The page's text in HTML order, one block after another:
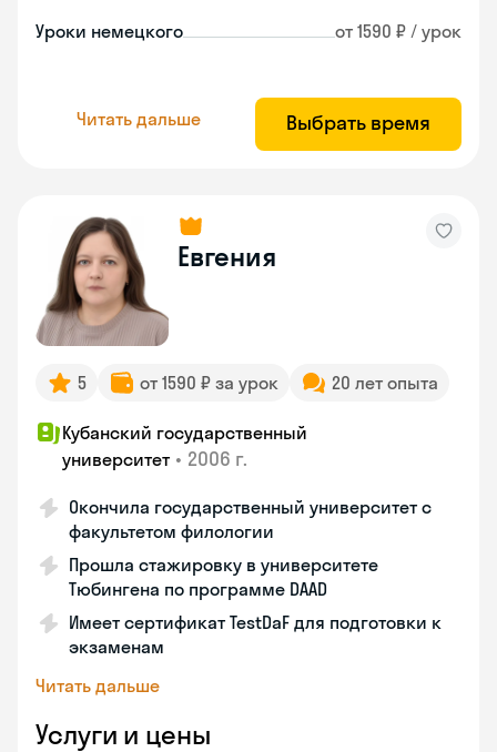
Уроки немецкого от 1590 ₽ / урок
Читать дальше Выбрать время
Евгения
5 от 1590 ₽ за урок 20 лет опыта
Кубанский государственный
университет • 2006 г.
Окончила государственный университет с
факультетом филологии
Прошла стажировку в университете
Тюбингена по программе DAAD
Имеет сертификат TestDaF для подготовки к
экзаменам
Читать дальше
Услуги и цены